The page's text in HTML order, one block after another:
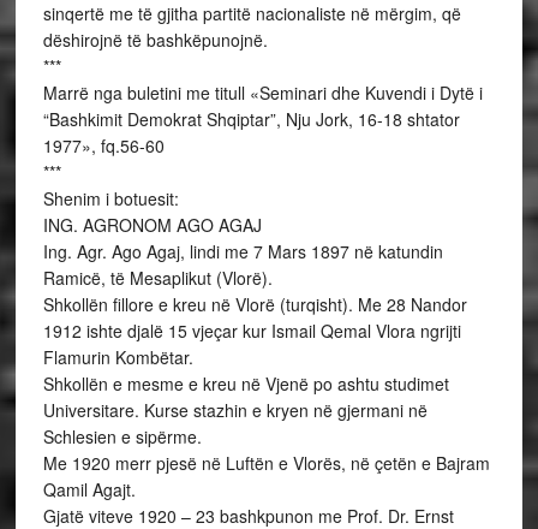
sinqertë me të gjitha partitë nacionaliste në mërgim, që
dëshirojnë të bashkëpunojnë.
***
Marrë nga buletini me titull «Seminari dhe Kuvendi i Dytë i
“Bashkimit Demokrat Shqiptar”, Nju Jork, 16-18 shtator
1977», fq.56-60
***
Shenim i botuesit:
ING. AGRONOM AGO AGAJ
Ing. Agr. Ago Agaj, lindi me 7 Mars 1897 në katundin
Ramicë, të Mesaplikut (Vlorë).
Shkollën fillore e kreu në Vlorë (turqisht). Me 28 Nandor
1912 ishte djalë 15 vjeçar kur Ismail Qemal Vlora ngrijti
Flamurin Kombëtar.
Shkollën e mesme e kreu në Vjenë po ashtu studimet
Universitare. Kurse stazhin e kryen në gjermani në
Schlesien e sipërme.
Me 1920 merr pjesë në Luftën e Vlorës, në çetën e Bajram
Qamil Agajt.
Gjatë viteve 1920 – 23 bashkpunon me Prof. Dr. Ernst